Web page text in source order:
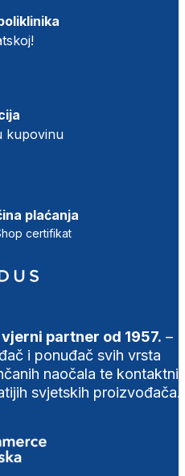
kupovinu
plaćanja
certifikat
partner od 1957. –
i ponuđač svih vrsta
naočala te
svjetskih proizvođača.